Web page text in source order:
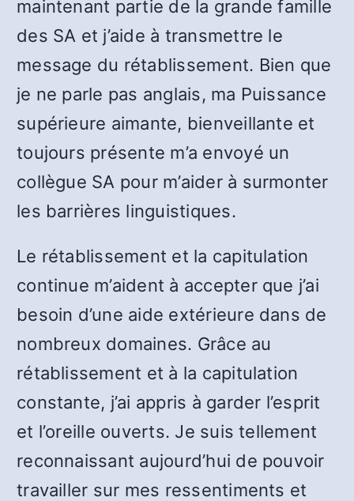
maintenant partie de la grande famille
des SA et j’aide à transmettre le
message du rétablissement. Bien que
je ne parle pas anglais, ma Puissance
supérieure aimante, bienveillante et
toujours présente m’a envoyé un
collègue SA pour m’aider à surmonter
les barrières linguistiques.
Le rétablissement et la capitulation
continue m’aident à accepter que j’ai
besoin d’une aide extérieure dans de
nombreux domaines. Grâce au
rétablissement et à la capitulation
constante, j’ai appris à garder l’esprit
et l’oreille ouverts. Je suis tellement
reconnaissant aujourd’hui de pouvoir
travailler sur mes ressentiments et